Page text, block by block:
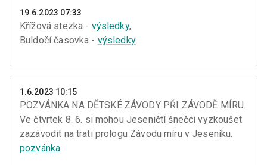
19.6.2023 07:33
Křížová stezka - výsledky,
Buldočí časovka - výsledky
1.6.2023 10:15
POZVÁNKA NA DĚTSKÉ ZÁVODY PŘI ZÁVODĚ MÍRU.
Ve čtvrtek 8. 6. si mohou Jeseničtí šnečci vyzkoušet
zazávodit na trati prologu Závodu míru v Jeseníku.
pozvánka